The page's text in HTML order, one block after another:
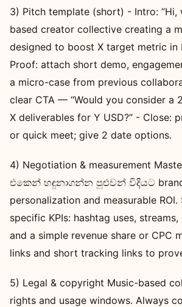
3) Pitch template (short) - Intro: “Hi,
based creator collective creating a
designed to boost X target metric in
Proof: attach short demo,
a micro-case from previous
clear CTA — “Would you consider a
X deliverables for Y USD?” - Close:
or quick meet; give 2 date options.
4) Negotiation & measurement
එකෙන් හඳුනාගන්න පුළුවන් විදියට
personalization and measurable
specific KPIs: hashtag uses,
and a simple revenue share or CPC
links and short tracking links to
5) Legal & copyright Music-based
rights and usage windows. Always